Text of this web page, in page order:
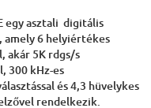
egy asztali digitális
6 helyiértékes
akár 5K rdgs/s
300 kHz-es
és 4,3 hüvelykes
rendelkezik.